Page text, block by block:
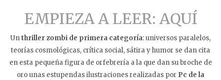
EMPIEZA A LEER: AQUÍ
Unthriller zombi de primera categoría: universos paralelos,
teorías cosmológicas, crítica social, sátira y humor se dan cita
en esta pequeña figura de orfebrería a la que dan su broche de
oro unas estupendas ilustraciones realizadas por Pc de la